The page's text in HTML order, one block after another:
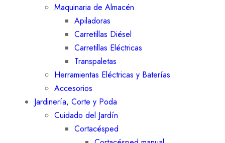
Maquinaria de Almacén
Apiladoras
Carretillas Diésel
Carretillas Eléctricas
Transpaletas
Herramientas Eléctricas y Baterías
Accesorios
Jardinería, Corte y Poda
Cuidado del Jardín
Cortacésped